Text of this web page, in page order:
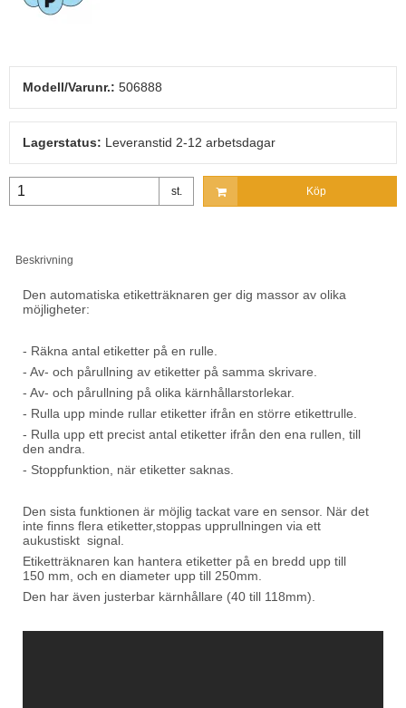
Modell/Varunr.: 506888
Lagerstatus: Leveranstid 2-12 arbetsdagar
st. Köp
Beskrivning
Den automatiska etiketträknaren ger dig massor av olika
möjligheter:
- Räkna antal etiketter på en rulle.
- Av- och pårullning av etiketter på samma skrivare.
- Av- och pårullning på olika kärnhållarstorlekar.
- Rulla upp minde rullar etiketter ifrån en större etikettrulle.
- Rulla upp ett precist antal etiketter ifrån den ena rullen, till
den andra.
- Stoppfunktion, när etiketter saknas.
Den sista funktionen är möjlig tackat vare en sensor. När det
inte finns flera etiketter,stoppas upprullningen via ett
aukustiskt signal.
Etiketträknaren kan hantera etiketter på en bredd upp till
150 mm, och en diameter upp till 250mm.
Den har även justerbar kärnhållare (40 till 118mm).